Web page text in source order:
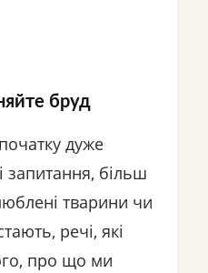
бруд
дуже
запитання, більш
тварини чи
речі, які
про що ми